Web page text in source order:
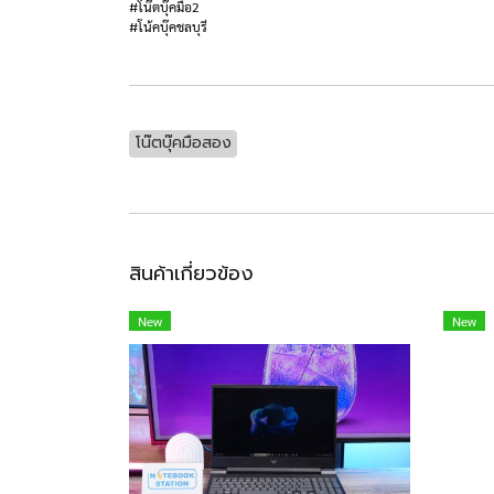
#โน๊ตบุ๊คมือ2
#โน้คบุ๊คชลบุรี
โน๊ตบุ๊คมือสอง
สินค้าเกี่ยวข้อง
New New